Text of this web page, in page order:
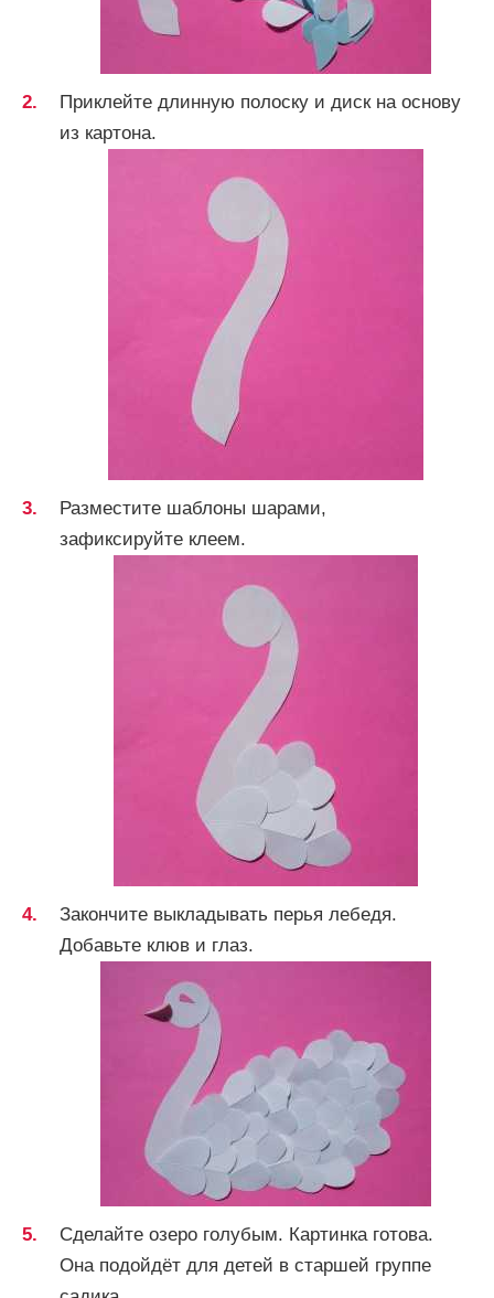
Приклейте длинную полоску и диск на основу
из картона.
Разместите шаблоны шарами,
зафиксируйте клеем.
Закончите выкладывать перья лебедя.
Добавьте клюв и глаз.
Сделайте озеро голубым. Картинка готова.
Она подойдёт для детей в старшей группе